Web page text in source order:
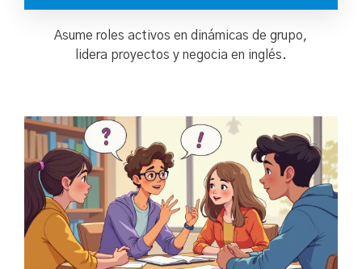
Asume roles activos en dinámicas de grupo,
lidera proyectos y negocia en inglés.